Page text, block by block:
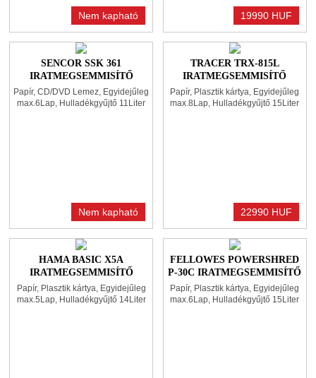
Nem kapható 19990 HUF
SENCOR SSK 361
IRATMEGSEMMISÍTŐ
BLACK
Papír, CD/DVD Lemez, Egyidejűleg
max.6Lap, Hulladékgyűjtő 11Liter
Nem kapható
TRACER TRX-815L
IRATMEGSEMMISÍTŐ
BLACK
Papír, Plasztik kártya, Egyidejűleg
max.8Lap, Hulladékgyűjtő 15Liter
22990 HUF
HAMA BASIC X5A
IRATMEGSEMMISÍTŐ
BLACK/SILVER
Papír, Plasztik kártya, Egyidejűleg
max.5Lap, Hulladékgyűjtő 14Liter
FELLOWES POWERSHRED
P-30C IRATMEGSEMMISÍTŐ
BLACK
Papír, Plasztik kártya, Egyidejűleg
max.6Lap, Hulladékgyűjtő 15Liter